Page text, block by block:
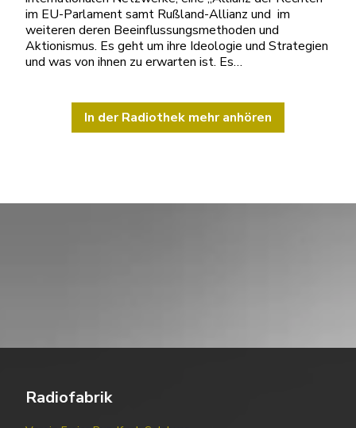
im EU-Parlament samt Rußland-Allianz und im
weiteren deren Beeinflussungsmethoden und
Aktionismus. Es geht um ihre Ideologie und Strategien
und was von ihnen zu erwarten ist. Es…
In der Radiothek mehr anhören
Radiofabrik